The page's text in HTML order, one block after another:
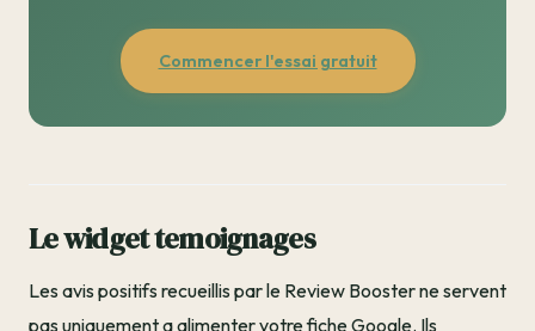
Commencer l'essai gratuit
Le widget temoignages
Les avis positifs recueillis par le Review Booster ne servent
pas uniquement a alimenter votre fiche Google. Ils